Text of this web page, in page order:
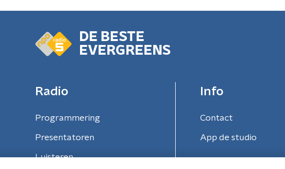
DE BESTE
EVERGREENS
Radio
Programmering
Presentatoren
Luisteren
Info
Contact
App de studio